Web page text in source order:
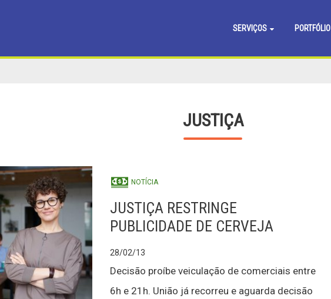
SERVIÇOS PORTFÓLIO
JUSTIÇA
NOTÍCIA
JUSTIÇA RESTRINGE
PUBLICIDADE DE CERVEJA
28/02/13
Decisão proíbe veiculação de comerciais entre
6h e 21h. União já recorreu e aguarda decisão